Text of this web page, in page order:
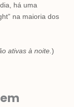
há uma
na maioria dos
ativas à noite. )